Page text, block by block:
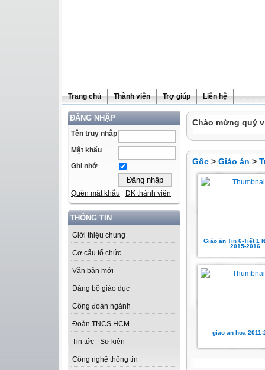
Trang chủ Thành viên Trợ giúp Liên hệ
ĐĂNG NHẬP
Tên truy nhập
Mật khẩu
Ghi nhớ
Quên mật khẩu ĐK thành viên
THÔNG TIN
Giới thiệu chung
Cơ cấu tổ chức
Văn bản mới
Đảng bộ giáo dục
Công đoàn ngành
Đoàn TNCS HCM
Tin tức - Sự kiện
Công nghệ thông tin
Chào mừng quý
Gốc > Giáo án >
Giáo án Tin 6-Tiết 1
2015-2016
giao an hoa 2011-